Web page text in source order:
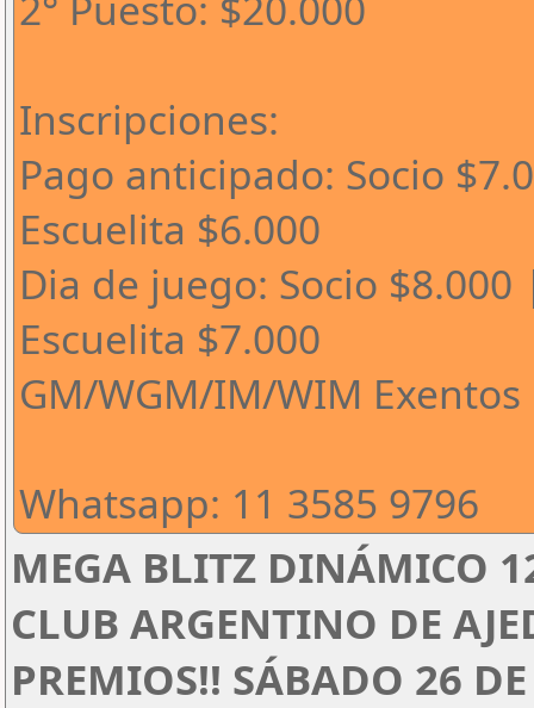
Inscripciones:
Pago anticipado: Socio
Escuelita $6.000
Dia de juego: Socio
Escuelita $7.000
GM/WGM/IM/WIM Exentos
Whatsapp: 11 3585 9796
MEGA BLITZ DINÁMICO
CLUB ARGENTINO DE
PREMIOS!! SÁBADO 26